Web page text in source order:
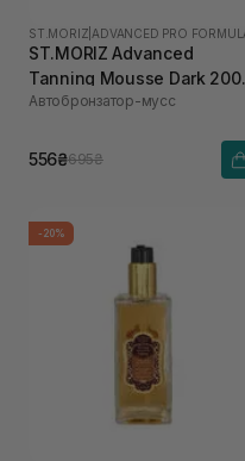
ST.MORIZ ADVANCED PRO
ST.MORIZ Advanced
Tanning Mousse Dark 200
мл
Автобронзатор-мусс
556₴695₴
-20%